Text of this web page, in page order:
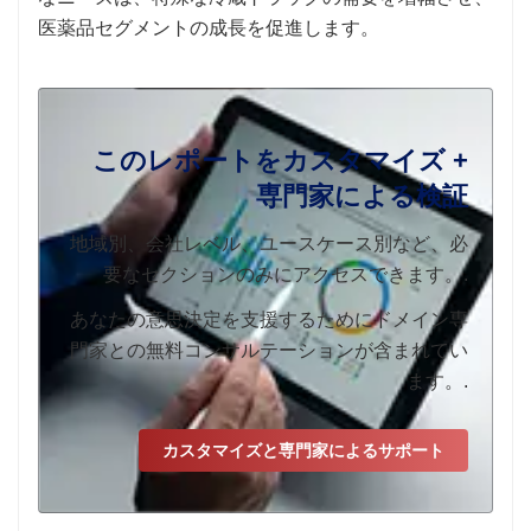
医薬品セグメントの成長を促進します。
このレポートをカスタマイズ +
専門家による検証
地域別、会社レベル、ユースケース別など、必
要なセクションのみにアクセスできます。.
あなたの意思決定を支援するためにドメイン専
門家との無料コンサルテーションが含まれてい
ます。.
カスタマイズと専門家によるサポート